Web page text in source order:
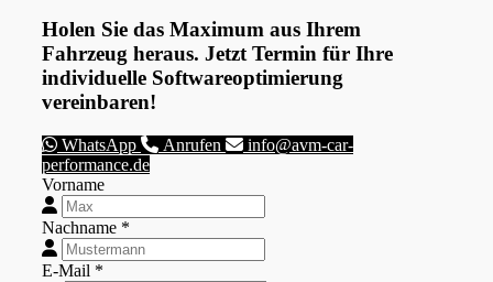
Holen Sie das Maximum aus Ihrem
Fahrzeug heraus. Jetzt Termin für Ihre
individuelle Softwareoptimierung
vereinbaren!
WhatsApp Anrufen
info@avm-car-
performance.de
Vorname
Nachname *
E-Mail *